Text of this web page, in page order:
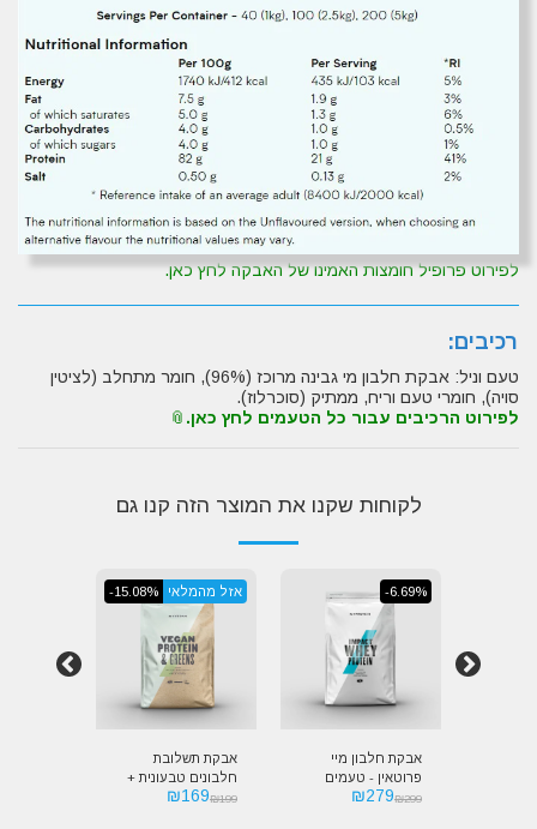
לפירוט פרופיל חומצות האמינו של האבקה לחץ כאן.
רכיבים:
טעם וניל: אבקת חלבון מי גבינה מרוכז (96%), חומר מתחלב (לציטין
סויה), חומרי טעם וריח, ממתיק (סוכרלוז).
לפירוט הרכיבים עבור כל הטעמים לחץ כאן.
לקוחות שקנו את המוצר הזה קנו גם
-6.69%
אבקת חלבון מיי
פרוטאין - טעמים
מיוחדים | Myprotein
₪299
₪279
אזל מהמלאי -15.08%
אבקת תשלובת
חלבונים טבעונית +
סופר פוד מיי פרוטאין
₪199
₪169